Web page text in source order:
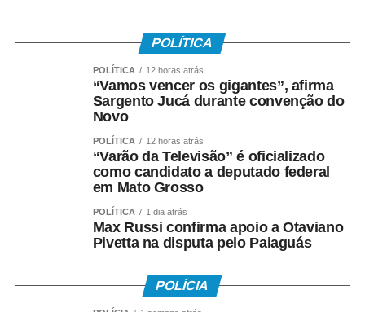
receber, até a próxima sexta-feira (17), sugestões para a
definição dos critérios para a escolha dos vencedores do
Outro lado
Em nota, a Associação Brasileira de Empresas de
Pesquisa (ABEP) criticou a proposta e ressaltou que
as pesquisas medem a intenção de voto no momento
em que são realizadas e não são “previsões nem
promessas de resultado”.
POLÍTICA
POLÍTICA 12 horas atrás
“Vamos vencer os gigantes”, afirma
Sargento Jucá durante convenção do
Novo
POLÍTICA 12 horas atrás
“Varão da Televisão” é oficializado
como candidato a deputado federal
em Mato Grosso
POLÍTICA 1 dia atrás
Max Russi confirma apoio a Otaviano
Pivetta na disputa pelo Paiaguás
POLÍCIA